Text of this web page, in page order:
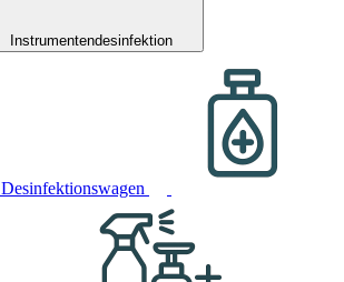
Instrumentendesinfektion
Desinfektionswagen